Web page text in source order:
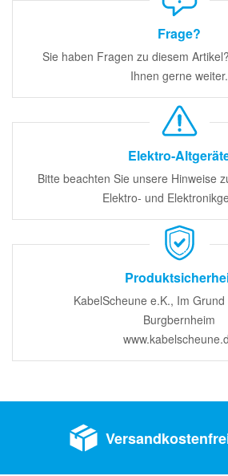
Frage?
Sie haben Fragen zu diesem
Ihnen gerne weiter.
Elektro-
Bitte beachten Sie unsere Hinweise
Elektro- und
KabelScheune e.K., Im
Burgbernheim